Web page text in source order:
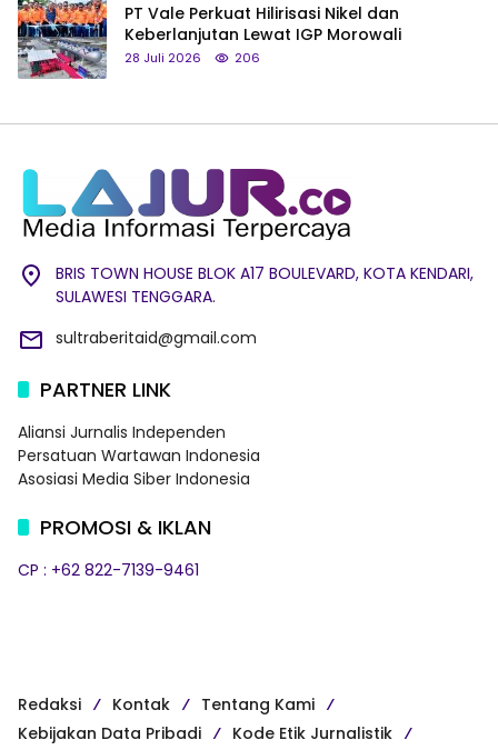
PT Vale Perkuat Hilirisasi Nikel dan
Keberlanjutan Lewat IGP Morowali
28 Juli 2026 206
BRIS TOWN HOUSE BLOK A17 BOULEVARD, KOTA KENDARI,
SULAWESI TENGGARA.
sultraberitaid@gmail.com
PARTNER LINK
Aliansi Jurnalis Independen
Persatuan Wartawan Indonesia
Asosiasi Media Siber Indonesia
PROMOSI & IKLAN
CP : +62 822-7139-9461
Redaksi Kontak
Tentang Kami
Kebijakan Data Pribadi
Kode Etik Jurnalistik